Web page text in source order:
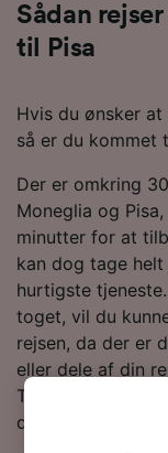
Sådan
til Pisa
Hvis du ønsker
så er du kommet
Der er omkring
Moneglia og
minutter for at
kan dog tage
hurtigste
toget, vil du
rejsen, da der er
eller dele af din
Trenitalia-tog, da
denne rute.